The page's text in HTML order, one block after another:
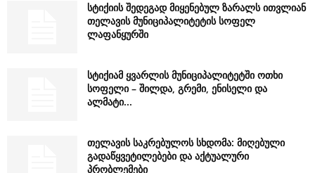
სტიქიის შედეგად მიყენებულ ზარალს ითვლიან
თელავის მუნიციპალიტეტის სოფელ
ლაფანყურში
სტიქიამ ყვარლის მუნიციპალიტეტში ოთხი
სოფელი – შილდა, გრემი, ენისელი და
ალმატი...
თელავის საკრებულოს სხდომა: მიღებული
გადაწყვეტილებები და აქტუალური
პრობლემები